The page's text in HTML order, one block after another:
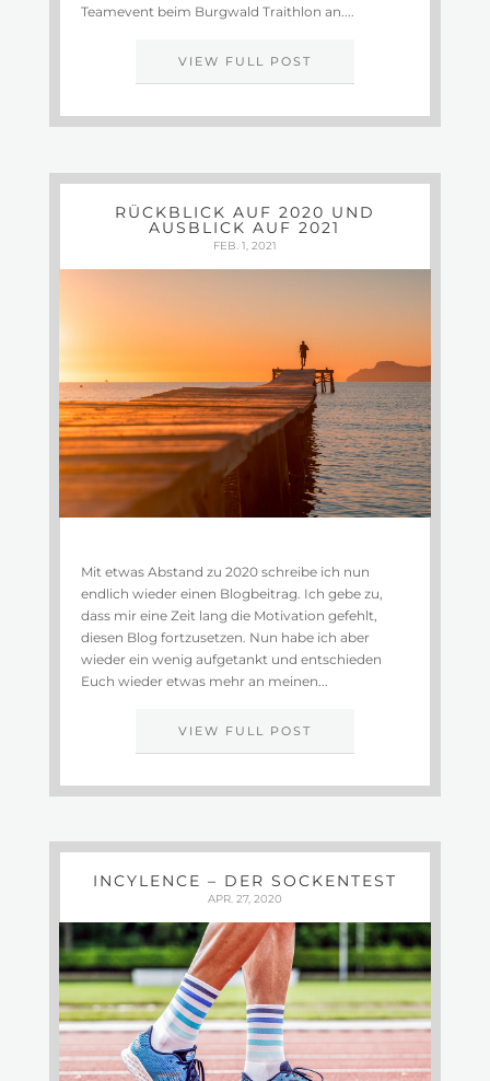
Teamevent beim Burgwald Traithlon an....
VIEW FULL POST
RÜCKBLICK AUF 2020 UND
AUSBLICK AUF 2021
FEB. 1, 2021
Mit etwas Abstand zu 2020 schreibe ich nun
endlich wieder einen Blogbeitrag. Ich gebe zu,
dass mir eine Zeit lang die Motivation gefehlt,
diesen Blog fortzusetzen. Nun habe ich aber
wieder ein wenig aufgetankt und entschieden
Euch wieder etwas mehr an meinen...
VIEW FULL POST
INCYLENCE – DER SOCKENTEST
APR. 27, 2020